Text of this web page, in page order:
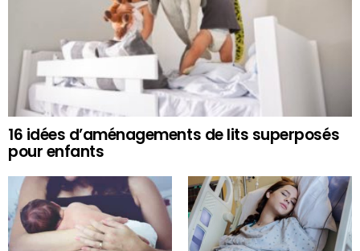
16 idées d’aménagements de lits superposés
pour enfants